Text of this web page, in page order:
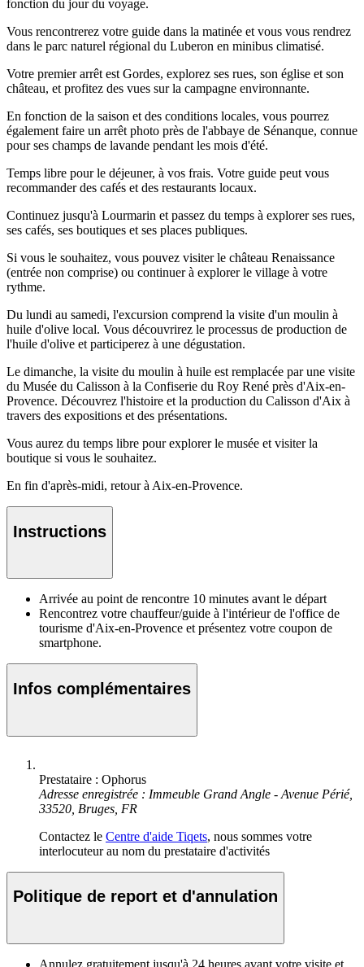
fonction du jour du voyage.
Vous rencontrerez votre guide dans la matinée et vous vous rendrez
dans le parc naturel régional du Luberon en minibus climatisé.
Votre premier arrêt est Gordes, explorez ses rues, son église et son
château, et profitez des vues sur la campagne environnante.
En fonction de la saison et des conditions locales, vous pourrez
également faire un arrêt photo près de l'abbaye de Sénanque, connue
pour ses champs de lavande pendant les mois d'été.
Temps libre pour le déjeuner, à vos frais. Votre guide peut vous
recommander des cafés et des restaurants locaux.
Continuez jusqu'à Lourmarin et passez du temps à explorer ses rues,
ses cafés, ses boutiques et ses places publiques.
Si vous le souhaitez, vous pouvez visiter le château Renaissance
(entrée non comprise) ou continuer à explorer le village à votre
rythme.
Du lundi au samedi, l'excursion comprend la visite d'un moulin à
huile d'olive local. Vous découvrirez le processus de production de
l'huile d'olive et participerez à une dégustation.
Le dimanche, la visite du moulin à huile est remplacée par une visite
du Musée du Calisson à la Confiserie du Roy René près d'Aix-en-
Provence. Découvrez l'histoire et la production du Calisson d'Aix à
travers des expositions et des présentations.
Vous aurez du temps libre pour explorer le musée et visiter la
boutique si vous le souhaitez.
En fin d'après-midi, retour à Aix-en-Provence.
Instructions
Arrivée au point de rencontre 10 minutes avant le départ
Rencontrez votre chauffeur/guide à l'intérieur de l'office de
tourisme d'Aix-en-Provence et présentez votre coupon de
smartphone.
Infos complémentaires
Prestataire : Ophorus
Adresse enregistrée : Immeuble Grand Angle - Avenue Périé,
33520, Bruges, FR
Contactez le Centre d'aide Tiqets, nous sommes votre
interlocuteur au nom du prestataire d'activités
Politique de report et d'annulation
Annulez gratuitement jusqu'à 24 heures avant votre visite et